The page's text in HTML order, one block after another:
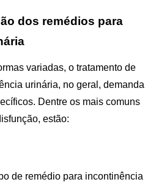
dos remédios para
variadas, o tratamento de
urinária, no geral, demanda
Dentre os mais comuns
estão:
de remédio para incontinência